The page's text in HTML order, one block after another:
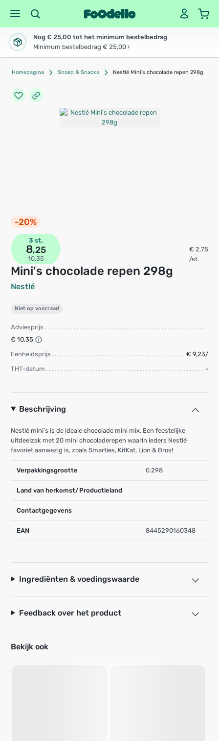
Nog € 25,00 tot het minimum bestelbedrag
Minimum bestelbedrag € 25,00 ›
Homepagina Snoep & Snacks Nestlé Mini's chocolade repen 298g
-20%
Mini's chocolade repen 298g
Nestlé
3 st.
8,25
10,35
€ 2,75
/st.
Niet op voorraad
Adviesprijs
€ 10,35
Eenheidsprijs
€ 9,23/
THT-datum
-
Beschrijving
Nestlé mini’s is de ideale chocolade mini mix. Een feestelijke
uitdeelzak met 20 mini chocoladerepen waarin ieders Nestlé
favoriet aanwezig is, zoals Smarties, KitKat, Lion & Bros!
Verpakkingsgrootte 0.298
Land van herkomst/Productieland
Contactgegevens
EAN 8445290160348
Ingrediënten & voedingswaarde
Feedback over het product
Bekijk ook